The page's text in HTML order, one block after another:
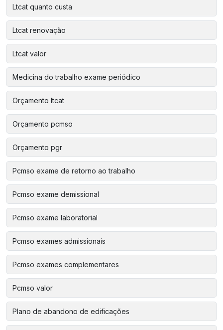
Ltcat quanto custa
Ltcat renovação
Ltcat valor
Medicina do trabalho exame periódico
Orçamento ltcat
Orçamento pcmso
Orçamento pgr
Pcmso exame de retorno ao trabalho
Pcmso exame demissional
Pcmso exame laboratorial
Pcmso exames admissionais
Pcmso exames complementares
Pcmso valor
Plano de abandono de edificações